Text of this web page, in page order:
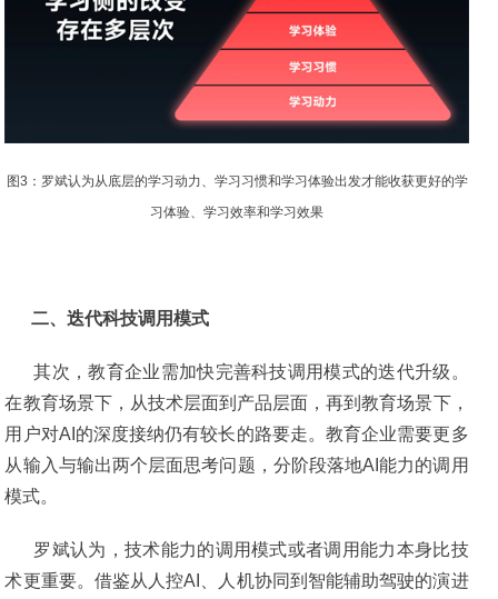
图3：罗斌认为从底层的学习动力、学习习惯和学习体验出发才能收获更好的学
习体验、学习效率和学习效果
二、迭代科技调用模式
其次，教育企业需加快完善科技调用模式的迭代升级。
在教育场景下，从技术层面到产品层面，再到教育场景下，
用户对AI的深度接纳仍有较长的路要走。教育企业需要更多
从输入与输出两个层面思考问题，分阶段落地AI能力的调用
模式。
罗斌认为，技术能力的调用模式或者调用能力本身比技
术更重要。借鉴从人控AI、人机协同到智能辅助驾驶的演进